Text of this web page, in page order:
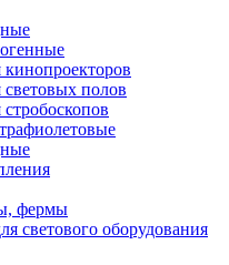
полов
фермы
светового оборудования